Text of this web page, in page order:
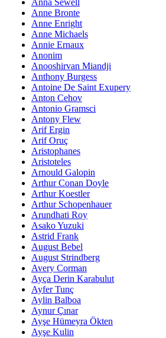
Anna Sewell
Anne Bronte
Anne Enright
Anne Michaels
Annie Ernaux
Anonim
Anooshirvan Miandji
Anthony Burgess
Antoine De Saint Exupery
Anton Cehov
Antonio Gramsci
Antony Flew
Arif Ergin
Arif Oruç
Aristophanes
Aristoteles
Arnould Galopin
Arthur Conan Doyle
Arthur Koestler
Arthur Schopenhauer
Arundhati Roy
Asako Yuzuki
Astrid Frank
August Bebel
August Strindberg
Avery Corman
Ayça Derin Karabulut
Ayfer Tunç
Aylin Balboa
Aynur Çınar
Ayşe Hümeyra Ökten
Ayşe Kulin